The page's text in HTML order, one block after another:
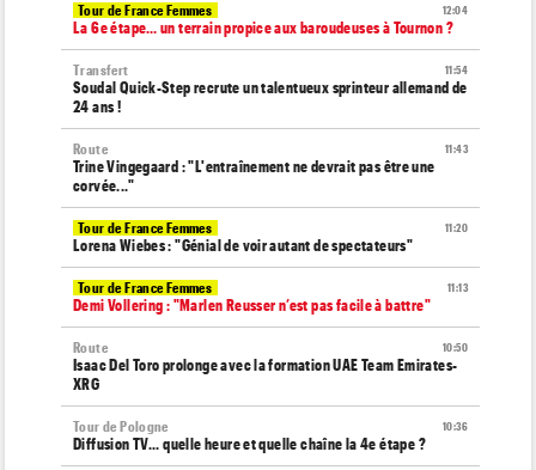
12:04
Tour de France Femmes
La 6e étape… un terrain propice aux baroudeuses à Tournon ?
11:54
Transfert
Soudal Quick-Step recrute un talentueux sprinteur allemand de
24 ans !
11:43
Route
Trine Vingegaard : "L'entraînement ne devrait pas être une
corvée..."
11:20
Tour de France Femmes
Lorena Wiebes : "Génial de voir autant de spectateurs"
11:13
Tour de France Femmes
Demi Vollering : "Marlen Reusser n’est pas facile à battre"
10:50
Route
Isaac Del Toro prolonge avec la formation UAE Team Emirates-
XRG
10:36
Tour de Pologne
Diffusion TV... quelle heure et quelle chaîne la 4e étape ?